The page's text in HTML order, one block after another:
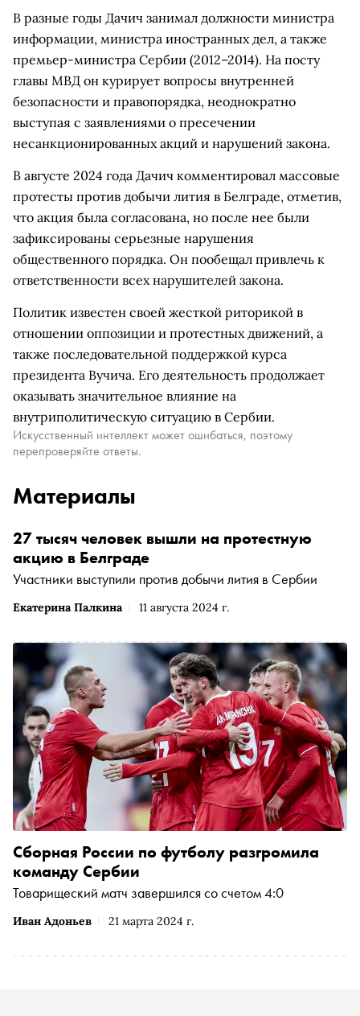
В разные годы Дачич занимал должности министра
информации, министра иностранных дел, а также
премьер-министра Сербии (2012–2014). На посту
главы МВД он курирует вопросы внутренней
безопасности и правопорядка, неоднократно
выступая с заявлениями о пресечении
несанкционированных акций и нарушений закона.
В августе 2024 года Дачич комментировал массовые
протесты против добычи лития в Белграде, отметив,
что акция была согласована, но после нее были
зафиксированы серьезные нарушения
общественного порядка. Он пообещал привлечь к
ответственности всех нарушителей закона.
Политик известен своей жесткой риторикой в
отношении оппозиции и протестных движений, а
также последовательной поддержкой курса
президента Вучича. Его деятельность продолжает
оказывать значительное влияние на
внутриполитическую ситуацию в Сербии.
Искусственный интеллект может ошибаться, поэтому
перепроверяйте ответы.
Материалы
Екатерина Палкина 11 августа 2024 г.
27 тысяч человек вышли на протестную
акцию в Белграде
Участники выступили против добычи лития в Сербии
Иван Адоньев 21 марта 2024 г.
Сборная России по футболу разгромила
команду Сербии
Товарищеский матч завершился со счетом 4:0